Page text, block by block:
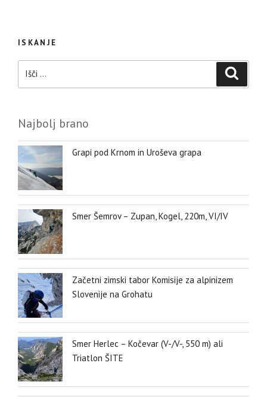
ISKANJE
Najbolj brano
Grapi pod Krnom in Uroševa grapa
Smer Šemrov – Zupan, Kogel, 220m, VI/IV
Začetni zimski tabor Komisije za alpinizem
Slovenije na Grohatu
Smer Herlec – Kočevar (V-/V-, 550 m) ali
Triatlon ŠITE